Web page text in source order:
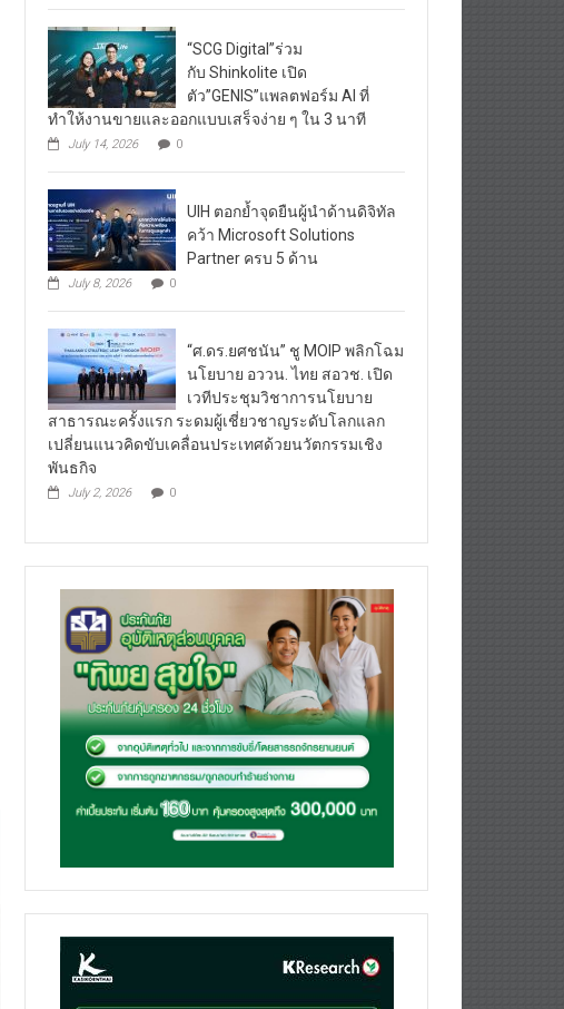
“SCG Digital”ร่วม
กับ Shinkolite เปิด
ตัว”GENIS”แพลตฟอร์ม AI ที่
ทำให้งานขายและออกแบบเสร็จง่าย ๆ ใน 3 นาที
July 14, 2026 0
UIH ตอกย้ำจุดยืนผู้นำด้านดิจิทัล
คว้า Microsoft Solutions
Partner ครบ 5 ด้าน
July 8, 2026 0
“ศ.ดร.ยศชนัน” ชู MOIP พลิกโฉม
นโยบาย อววน. ไทย สอวช. เปิด
เวทีประชุมวิชาการนโยบาย
สาธารณะครั้งแรก ระดมผู้เชี่ยวชาญระดับโลกแลก
เปลี่ยนแนวคิดขับเคลื่อนประเทศด้วยนวัตกรรมเชิง
พันธกิจ
July 2, 2026 0